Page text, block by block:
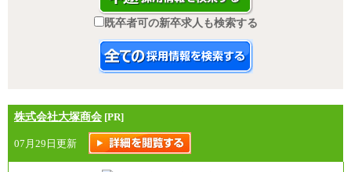
既卒者可の新卒求人も検索する
株式会社大塚商会 [PR]
07月29日更新